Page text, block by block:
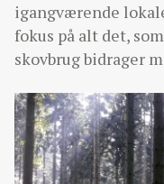
igangværende
fokus på alt det,
skovbrug bidrager